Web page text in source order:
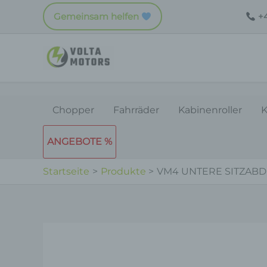
Gemeinsam helfen
Chopper Fahrräder Kabinenroller
ANGEBOTE %
Startseite Produkte VM4 UNTERE